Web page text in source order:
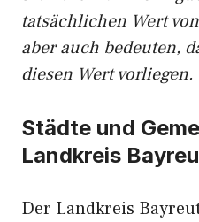
tatsächlichen Wert
aber auch bedeuten,
diesen Wert vorliegen.
Städte und
Landkreis
Der Landkreis